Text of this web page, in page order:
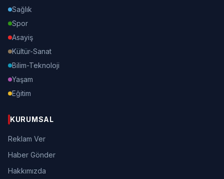
Sağlık
Spor
Asayiş
Kültür-Sanat
Bilim-Teknoloji
Yaşam
Eğitim
KURUMSAL
Reklam Ver
Haber Gönder
Hakkımızda